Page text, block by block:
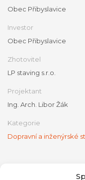
Obec Přibyslavice
Investor
Obec Přibyslavice
Zhotovitel
LP staving s.r.o.
Projektant
Ing. Arch. Libor Žák
Kategorie
Dopravní a inženýrské